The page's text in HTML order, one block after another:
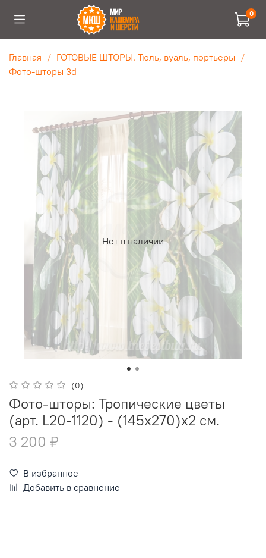
0
Главная
ГОТОВЫЕ ШТОРЫ. Тюль, вуаль, портьеры
Фото-шторы 3d
Нет в наличии
(0)
Фото-шторы: Тропические цветы
(арт. L20-1120) - (145х270)х2 см.
3 200 ₽
В избранное
Добавить в сравнение